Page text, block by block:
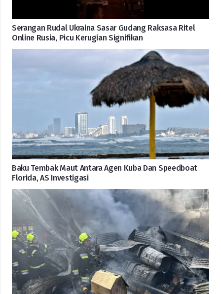
Serangan Rudal Ukraina Sasar Gudang Raksasa Ritel
Online Rusia, Picu Kerugian Signifikan
Baku Tembak Maut Antara Agen Kuba Dan Speedboat
Florida, AS Investigasi